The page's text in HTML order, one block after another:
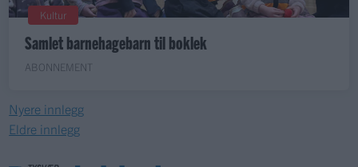
Kultur
Samlet barnehagebarn til boklek
ABONNEMENT
Nyere innlegg
Eldre innlegg